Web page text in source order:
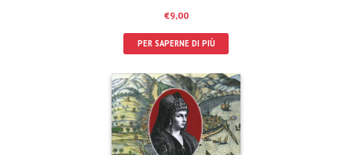
€9,00
PER SAPERNE DI PIÙ